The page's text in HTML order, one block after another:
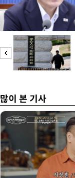
많이 본 기사